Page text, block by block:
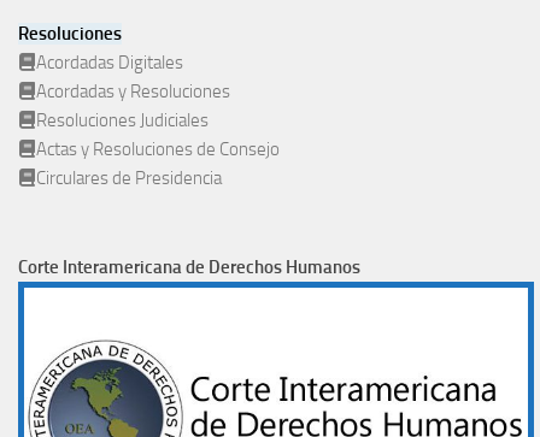
Resoluciones
Acordadas Digitales
Acordadas y Resoluciones
Resoluciones Judiciales
Actas y Resoluciones de Consejo
Circulares de Presidencia
Corte Interamericana de Derechos Humanos